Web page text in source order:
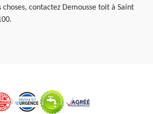
contactez Demousse toit à Saint